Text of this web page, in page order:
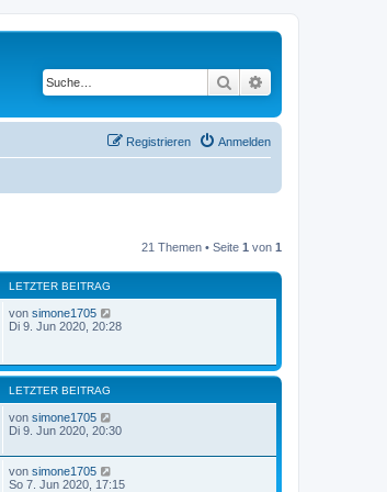
Suche
Anmelden
Registrieren
21 Themen • Seite 1 von 1
LETZTER BEITRAG
von simone1705
Di 9. Jun 2020, 20:28
LETZTER BEITRAG
von simone1705
Di 9. Jun 2020, 20:30
von simone1705
So 7. Jun 2020, 17:15